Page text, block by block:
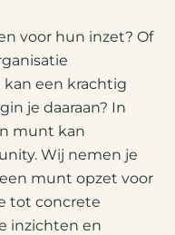
voor hun inzet? Of
een krachtig
je daaraan? In
munt kan
Wij nemen je
munt opzet voor
tot concrete
inzichten en